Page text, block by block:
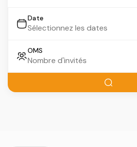
Date
OMS